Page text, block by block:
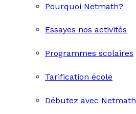
Pourquoi Netmath?
Essayes nos activités
Programmes scolaires
Tarification école
Débutez avec Netmath